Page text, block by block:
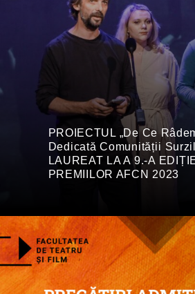
PROIECTUL „De Ce
Dedicată Comunității
LAUREAT LA A 9.-A
PREMIILOR AFCN 2023